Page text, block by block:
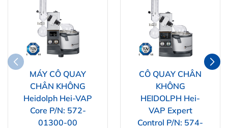
MÁY CÔ QUAY
CHÂN KHÔNG
Heidolph Hei-VAP
Core P/N: 572-
01300-00
CÔ QUAY CHÂN
KHÔNG
HEIDOLPH Hei-
VAP Expert
Control P/N: 574-